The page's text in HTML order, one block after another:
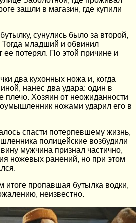
зашли в магазин, где купили
сунулись было за второй,
Тогда младший и обвинил
ее потерял. По этой причине и
два кухонных ножа и, когда
нанес два удара: один в
плечо. Хозяин от неожиданности
ножами ударил его в
спасти потерпевшему жизнь,
полицейские возбудили
мужчина признал частично,
ножевых ранений, но при этом
итоге пропавшая бутылка водки,
неизвестно.